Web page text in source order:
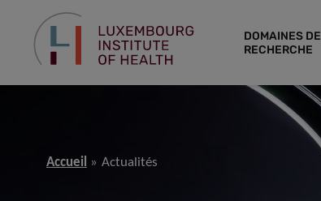
DOMAINES DE
RECHERCHE
Accueil Actualités